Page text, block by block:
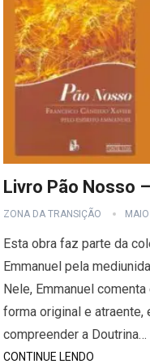
Livro Pão Nosso
ZONA DA TRANSIÇÃO
Esta obra faz parte da
Emmanuel pela
Nele, Emmanuel
forma original e atraente,
compreender a Doutrina…
CONTINUE LENDO